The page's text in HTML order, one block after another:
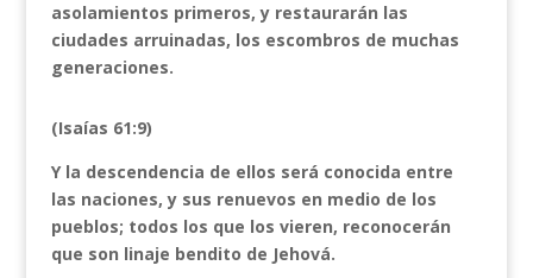
asolamientos primeros, y restaurarán las
ciudades arruinadas, los escombros de muchas
generaciones.
(Isaías 61:9)
Y la descendencia de ellos será conocida entre
las naciones, y sus renuevos en medio de los
pueblos; todos los que los vieren, reconocerán
que son linaje bendito de Jehová.